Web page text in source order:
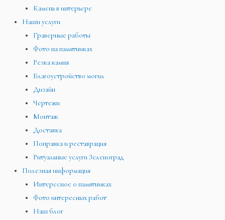
Камень в интерьере
Наши услуги
Граверные работы
Фото на памятниках
Резка камня
Благоустройство могил
Дизайн
Чертежи
Монтаж
Доставка
Поправка и реставрация
Ритуальные услуги Зеленоград
Полезная информация
Интересное о памятниках
Фото интересных работ
Наш блог